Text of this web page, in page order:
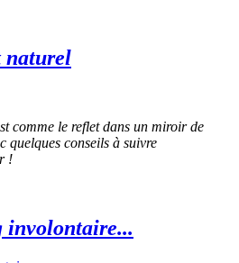
naturel
comme le reflet dans un miroir de
quelques conseils à suivre
!
involontaire...